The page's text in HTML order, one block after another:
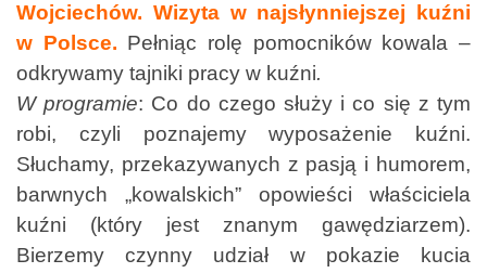
Wojciechów. Wizyta w najsłynniejszej kuźni
w Polsce. Pełniąc rolę pomocników kowala –
odkrywamy tajniki pracy w kuźni.
W programie: Co do czego służy i co się z tym
robi, czyli poznajemy wyposażenie kuźni.
Słuchamy, przekazywanych z pasją i humorem,
barwnych „kowalskich” opowieści właściciela
kuźni (który jest znanym gawędziarzem).
Bierzemy czynny udział w pokazie kucia